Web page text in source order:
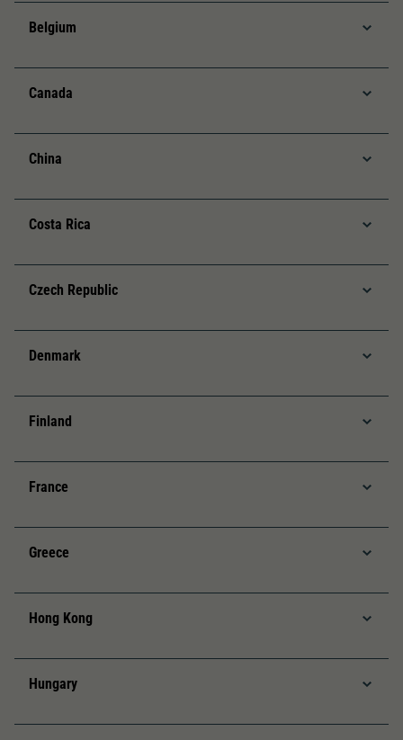
Belgium
Canada
China
Costa Rica
Czech Republic
Denmark
Finland
France
Greece
Hong Kong
Hungary
Zweck